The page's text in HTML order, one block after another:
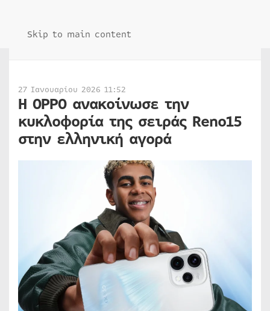
Skip to main content
27 Ιανουαρίου 2026 11:52
Η OPPO ανακοίνωσε την
κυκλοφορία της σειράς Reno15
στην ελληνική αγορά